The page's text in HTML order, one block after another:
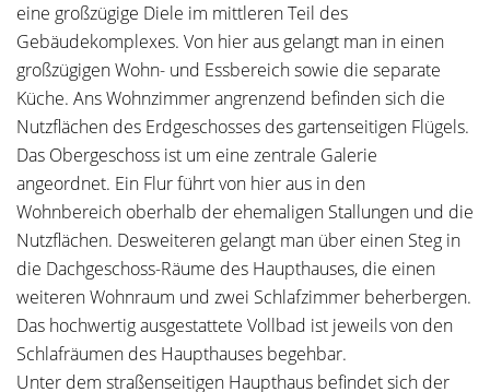
eine großzügige Diele im mittleren Teil des
Gebäudekomplexes. Von hier aus gelangt man in einen
großzügigen Wohn- und Essbereich sowie die separate
Küche. Ans Wohnzimmer angrenzend befinden sich die
Nutzflächen des Erdgeschosses des gartenseitigen Flügels.
Das Obergeschoss ist um eine zentrale Galerie
angeordnet. Ein Flur führt von hier aus in den
Wohnbereich oberhalb der ehemaligen Stallungen und die
Nutzflächen. Desweiteren gelangt man über einen Steg in
die Dachgeschoss-Räume des Haupthauses, die einen
weiteren Wohnraum und zwei Schlafzimmer beherbergen.
Das hochwertig ausgestattete Vollbad ist jeweils von den
Schlafräumen des Haupthauses begehbar.
Unter dem straßenseitigen Haupthaus befindet sich der